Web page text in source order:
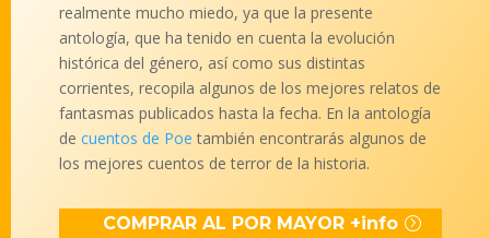
realmente mucho miedo, ya que la presente
antología, que ha tenido en cuenta la evolución
histórica del género, así como sus distintas
corrientes, recopila algunos de los mejores relatos de
fantasmas publicados hasta la fecha. En la antología
de cuentos de Poe también encontrarás algunos de
los mejores cuentos de terror de la historia.
COMPRAR AL POR MAYOR +info